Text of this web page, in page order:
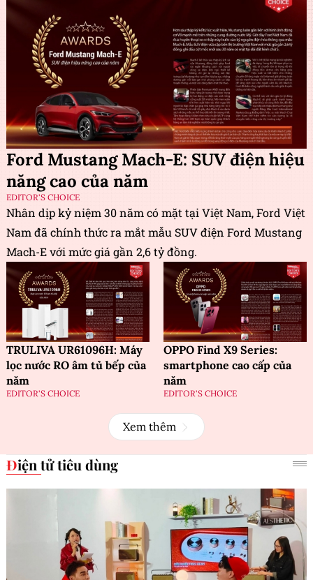
Ford Mustang Mach-E: SUV điện hiệu
năng cao của năm
EDITOR'S CHOICE
Nhân dịp kỷ niệm 30 năm có mặt tại Việt Nam, Ford Việt
Nam đã chính thức ra mắt mẫu SUV điện Ford Mustang
Mach-E với mức giá gần 2,6 tỷ đồng.
TRULIVA UR61096H: Máy
lọc nước RO âm tủ bếp của
năm
EDITOR'S CHOICE
OPPO Find X9 Series:
smartphone cao cấp của
năm
EDITOR'S CHOICE
Xem thêm
Điện tử tiêu dùng